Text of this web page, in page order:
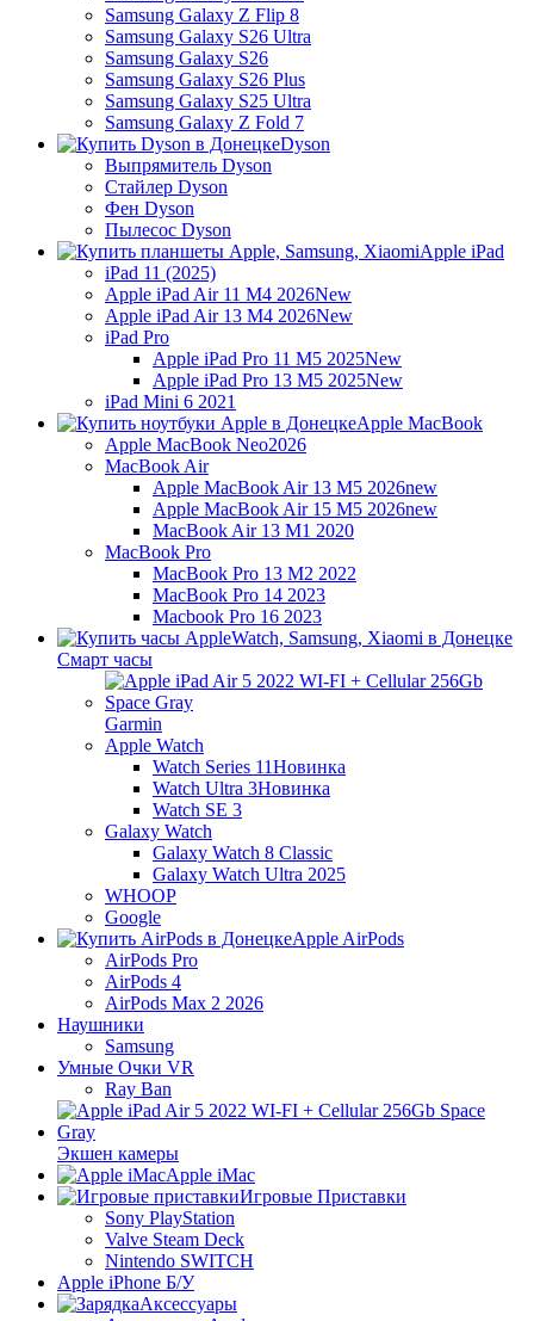
Samsung Galaxy Z Flip 8
Samsung Galaxy S26 Ultra
Samsung Galaxy S26
Samsung Galaxy S26 Plus
Samsung Galaxy S25 Ultra
Samsung Galaxy Z Fold 7
Dyson
Выпрямитель Dyson
Стайлер Dyson
Фен Dyson
Пылесос Dyson
Apple iPad
iPad 11 (2025)
Apple iPad Air 11 M4 2026New
Apple iPad Air 13 M4 2026New
iPad Pro
Apple iPad Pro 11 M5 2025New
Apple iPad Pro 13 M5 2025New
iPad Mini 6 2021
Apple MacBook
Apple MacBook Neo2026
MacBook Air
Apple MacBook Air 13 M5 2026new
Apple MacBook Air 15 M5 2026new
MacBook Air 13 M1 2020
MacBook Pro
MacBook Pro 13 M2 2022
MacBook Pro 14 2023
Macbook Pro 16 2023
Смарт часы
Garmin
Apple Watch
Watch Series 11Новинка
Watch Ultra 3Новинка
Watch SE 3
Galaxy Watch
Galaxy Watch 8 Classic
Galaxy Watch Ultra 2025
WHOOP
Google
Apple AirPods
AirPods Pro
AirPods 4
AirPods Max 2 2026
Наушники
Samsung
Умные Очки VR
Ray Ban
Экшен камеры
Apple iMac
Игровые Приставки
Sony PlayStation
Valve Steam Deck
Nintendo SWITCH
Apple iPhone Б/У
Аксессуары